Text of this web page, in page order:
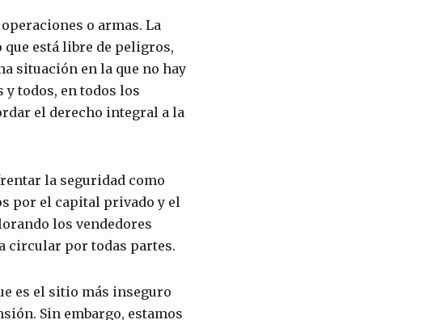
o armas. La
que está libre de peligros,
situación en la que no hay
y todos, en todos los
el derecho integral a la
la seguridad como
por el capital privado y el
los vendedores
circular por todas partes.
es el sitio más inseguro
Sin embargo, estamos